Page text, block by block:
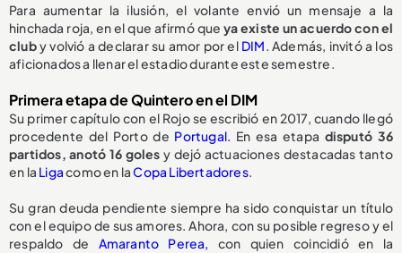
Para aumentar la ilusión, el volante envió un mensaje a la
hinchada roja, en el que afirmó que ya existe un acuerdo con el
cluby volvió a declarar su amor por el DIM. Además, invitó a los
aficionados a llenar el estadio durante este semestre.
Primera etapa de Quintero en el DIM
Su primer capítulo con el Rojo se escribió en 2017, cuando llegó
procedente del Porto de Portugal. En esa etapa disputó 36
partidos, anotó 16 goles y dejó actuaciones destacadas tanto
en la Ligacomo en laCopa Libertadores.
Su gran deuda pendiente siempre ha sido conquistar un título
con el equipo de sus amores. Ahora, con su posible regreso y el
respaldo de Amaranto Perea, con quien coincidió en la